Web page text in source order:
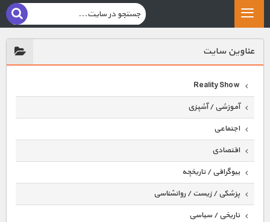
عناوين سايت
Reality Show
آموزشی / آشپزی
اجتماعی
اقتصادی
بیوگرافی / تاریخچه
پزشکی / زیست / روانشناسی
تاریخی / سیاسی